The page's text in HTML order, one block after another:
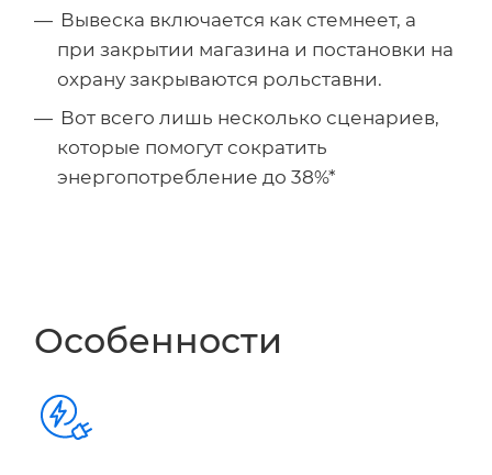
Вывеска включается как стемнеет, а
при закрытии магазина и постановки на
охрану закрываются рольставни.
Вот всего лишь несколько сценариев,
которые помогут сократить
энергопотребление до 38%*
Особенности